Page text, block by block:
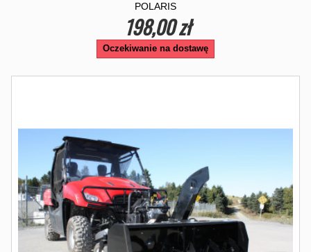
POLARIS
198,00 zł
Oczekiwanie na dostawę